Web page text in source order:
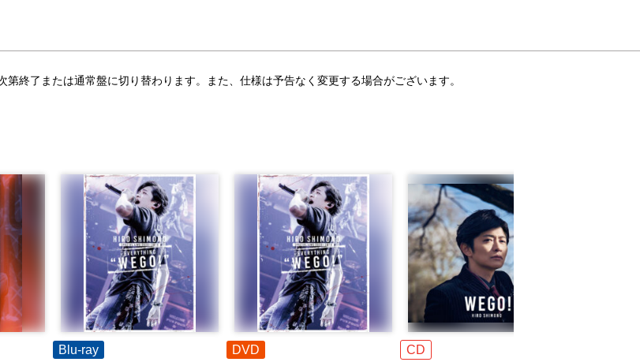
終了または通常盤に切り替わります。また、仕様は予告なく変更する場合がございます。
Blu-ray DVD CD